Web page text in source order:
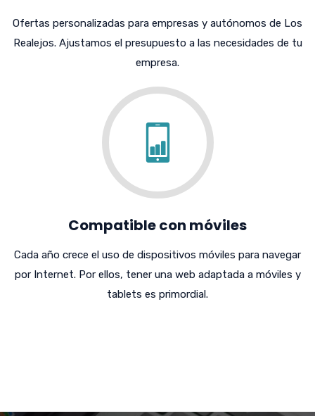
Ofertas personalizadas para empresas y autónomos de Los
Realejos. Ajustamos el presupuesto a las necesidades de tu
empresa.
Compatible con móviles
Cada año crece el uso de dispositivos móviles para navegar
por Internet. Por ellos, tener una web adaptada a móviles y
tablets es primordial.